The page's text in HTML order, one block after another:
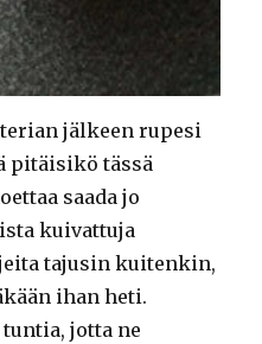
jälkeen rupesi
pitäisikö tässä
saada jo
kuivattuja
tajusin kuitenkin,
ihan heti.
jotta ne